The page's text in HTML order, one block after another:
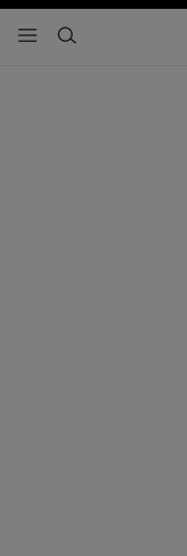
- navegación principal
buscar